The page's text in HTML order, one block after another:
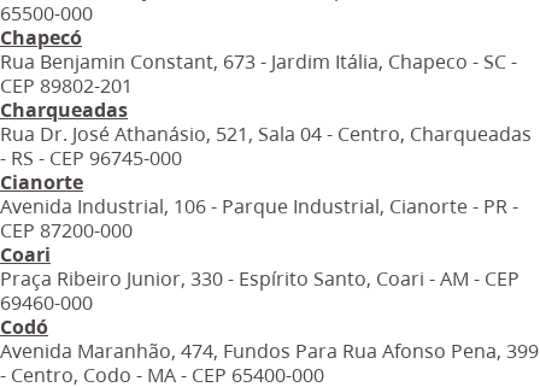
65500-000
Chapecó
Rua Benjamin Constant, 673 - Jardim Itália, Chapeco - SC -
CEP 89802-201
Charqueadas
Rua Dr. José Athanásio, 521, Sala 04 - Centro, Charqueadas
- RS - CEP 96745-000
Cianorte
Avenida Industrial, 106 - Parque Industrial, Cianorte - PR -
CEP 87200-000
Coari
Praça Ribeiro Junior, 330 - Espírito Santo, Coari - AM - CEP
69460-000
Codó
Avenida Maranhão, 474, Fundos Para Rua Afonso Pena, 399
- Centro, Codo - MA - CEP 65400-000